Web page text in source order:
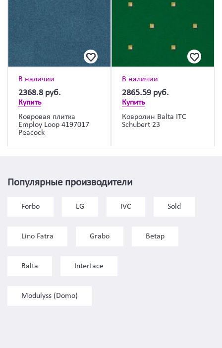
В наличии
2368.8 руб.
Купить
Ковровая плитка
Employ Loop 4197017
Peacock
В наличии
2865.59 руб.
Купить
Ковролин Balta ITC
Schubert 23
Популярные производители
Forbo LG IVC Sold
Lino Fatra Grabo Betap
Balta Interface
Modulyss (Domo)